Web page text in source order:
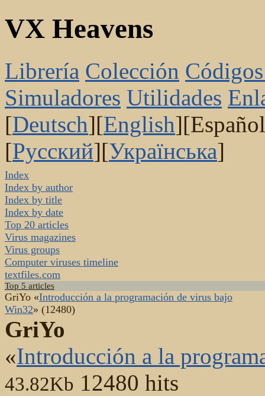
VX Heavens
Librería Colección
Simuladores Utilidades
[Deutsch][English
[Русский][Українська]
Index
Index by author
Index by title
Index by date
Top 20 articles
Virus magazines
Virus groups
Computer viruses timeline
textfiles.com
Top 5 articles
GriYo «Introducción a la programación de virus bajo
Win32» (12480)
GriYo
«Introducción a la
43.82Kb 12480 hits